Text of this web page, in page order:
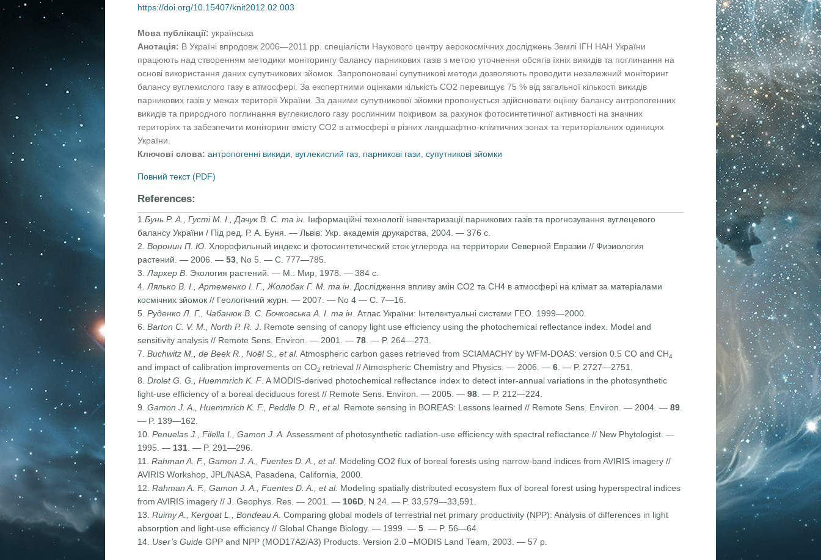
https://doi.org/10.15407/knit2012.02.003
Мова публікації: українська
Анотація: В Україні впродовж 2006—2011 рр. спеціалісти Наукового центру аерокосмічних досліджень Землі ІГН НАН України
працюють над створенням методики моніторингу балансу парникових газів з метою уточнення обсягів їхніх викидів та поглинання на
основі використання даних супутникових зйомок. Запропоновані супутникові методи дозволяють проводити незалежний моніторинг
балансу вуглекислого газу в атмосфері. За експертними оцінками кількість CO2 перевищує 75 % від загальної кількості викидів
парникових газів у межах території України. За даними супутникової зйомки пропонується здійснювати оцінку балансу антропогенних
викидів та природного поглинання вуглекислого газу рослинним покривом за рахунок фотосинтетичної активності на значних
територіях та забезпечити моніторинг вмісту CO2 в атмосфері в різних ландшафтно-клімтичних зонах та територіальних одиницях
України.
Ключові слова: антропогенні викиди, вуглекислий газ, парникові гази, супутникові зйомки
Повний текст (PDF)
References:
1.Бунь Р. А., Густі М. І., Дачук В. С. та ін. Інформаційні технології інвентаризації парникових газів та прогнозування вуглецевого
балансу України / Під ред. Р. А. Буня. — Львів: Укр. академія друкарства, 2004. — 376 с.
2. Воронин П. Ю. Хлорофильный индекс и фотосинтетический сток углерода на территории Северной Евразии // Физиология
растений. — 2006. — 53, No 5. — С. 777—785.
3.Лархер В. Экология растений. — М.: Мир, 1978. — 384 с.
4.Лялько В. І., Артеменко І. Г., Жолобак Г. М. та ін. Дослідження впливу змін СО2 та СН4 в атмосфері на клімат за матеріалами
космічних зйомок // Геологічний журн. — 2007. — No 4 — C. 7—16.
5. Руденко Л. Г., Чабанюк В. С. Бочковська А. І. та ін. Атлас України: Інтелектуальні системи ГЕО. 1999—2000.
6. Barton C. V. M., North P. R. J. Remote sensing of canopy light use efficiency using the photochemical reflectance index. Model and
sensitivity analysis // Remote Sens. Environ. — 2001. — 78. — P. 264—273.
7. Buchwitz M., de Beek R., Noël S., et al. Atmospheric carbon gases retrieved from SCIAMACHY by WFM-DOAS: version 0.5 CO and CH4
and impact of calibration improvements on CO2 retrieval // Atmospheric Chemistry and Physics. — 2006. — 6. — P. 2727—2751.
8. Drolet G. G., Huemmrich K. F. A MODIS-derived photochemical reflectance index to detect inter-annual variations in the photosynthetic
light-use efficiency of a boreal deciduous forest // Remote Sens. Environ. — 2005. — 98. — P. 212—224.
9. Gamon J. A., Huemmrich K. F., Peddle D. R., et al. Remote sensing in BOREAS: Lessons learned // Remote Sens. Environ. — 2004. — 89.
— P. 139—162.
10. Penuelas J., Filella I., Gamon J. A. Assessment of photosynthetic radiation-use efficiency with spectral reflectance // New Phytologist. —
1995. — 131. — P. 291—296.
11. Rahman A. F., Gamon J. A., Fuentes D. A., et al. Modeling CO2 flux of boreal forests using narrow-band indices from AVIRIS imagery //
AVIRIS Workshop, JPL/NASA, Pasadena, California, 2000.
12. Rahman A. F., Gamon J. A., Fuentes D. A., et al. Modeling spatially distributed ecosystem flux of boreal forest using hyperspectral indices
from AVIRIS imagery // J. Geophys. Res. — 2001. — 106D, N 24. — P. 33,579—33,591.
13. Ruimy A., Kergoat L., Bondeau A. Comparing global models of terrestrial net primary productivity (NPP): Analysis of differences in light
absorption and light-use efficiency // Global Change Biology. — 1999. — 5. — P. 56—64.
14. User’s GuideGPP and NPP (MOD17A2/A3) Products. Version 2.0 –MODIS Land Team, 2003. — 57 p.